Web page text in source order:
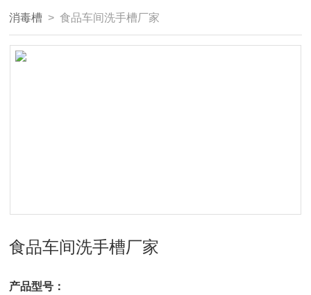
消毒槽 > 食品车间洗手槽厂家
食品车间洗手槽厂家
产品型号：